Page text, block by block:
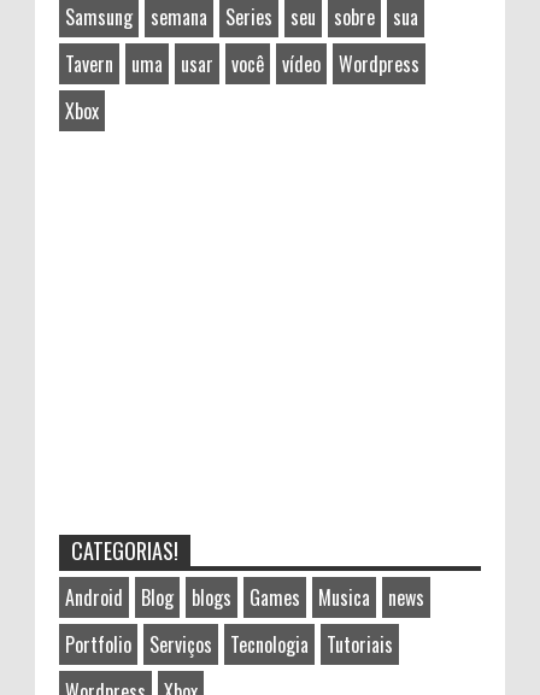
Samsung
semana Series seu sobre
sua
Tavern
uma usar você vídeo
Wordpress
Xbox
CATEGORIAS!
Android Blog blogs Games Musica
news
Portfolio
Serviços Tecnologia
Tutoriais